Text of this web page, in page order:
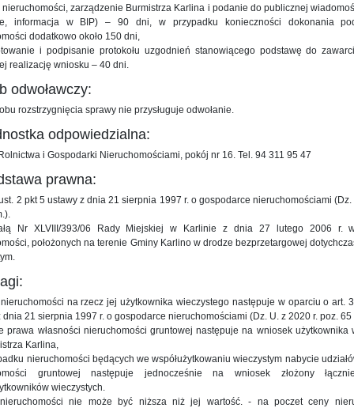
nieruchomości, zarządzenie Burmistrza Karlina i podanie do publicznej
informacja w BIP) – 90 dni, w przypadku konieczności dokonania
dodatkowo około 150 dni,
i podpisanie protokołu uzgodnień stanowiącego podstawę do
realizację wniosku – 40 dni.
odwoławczy:
rozstrzygnięcia sprawy nie przysługuje odwołanie.
odpowiedzialna:
i Gospodarki Nieruchomościami, pokój nr 16. Tel. 94 311 95 47
prawna:
2 pkt 5 ustawy z dnia 21 sierpnia 1997 r. o gospodarce nieruchomościami
Nr XLVIII/393/06 Rady Miejskiej w Karlinie z dnia 27 lutego 2006 r.
położonych na terenie Gminy Karlino w drodze bezprzetargowej
na rzecz jej użytkownika wieczystego następuje w oparciu o art.
dnia 21 sierpnia 1997 r. o gospodarce nieruchomościami (Dz. U. z 2020 r. poz. 65
prawa własności nieruchomości gruntowej następuje na wniosek użytkownika
Karlina,
nieruchomości będących we współużytkowaniu wieczystym nabycie
gruntowej następuje jednocześnie na wniosek złożony
wieczystych.
nie może być niższa niż jej wartość. - na poczet ceny